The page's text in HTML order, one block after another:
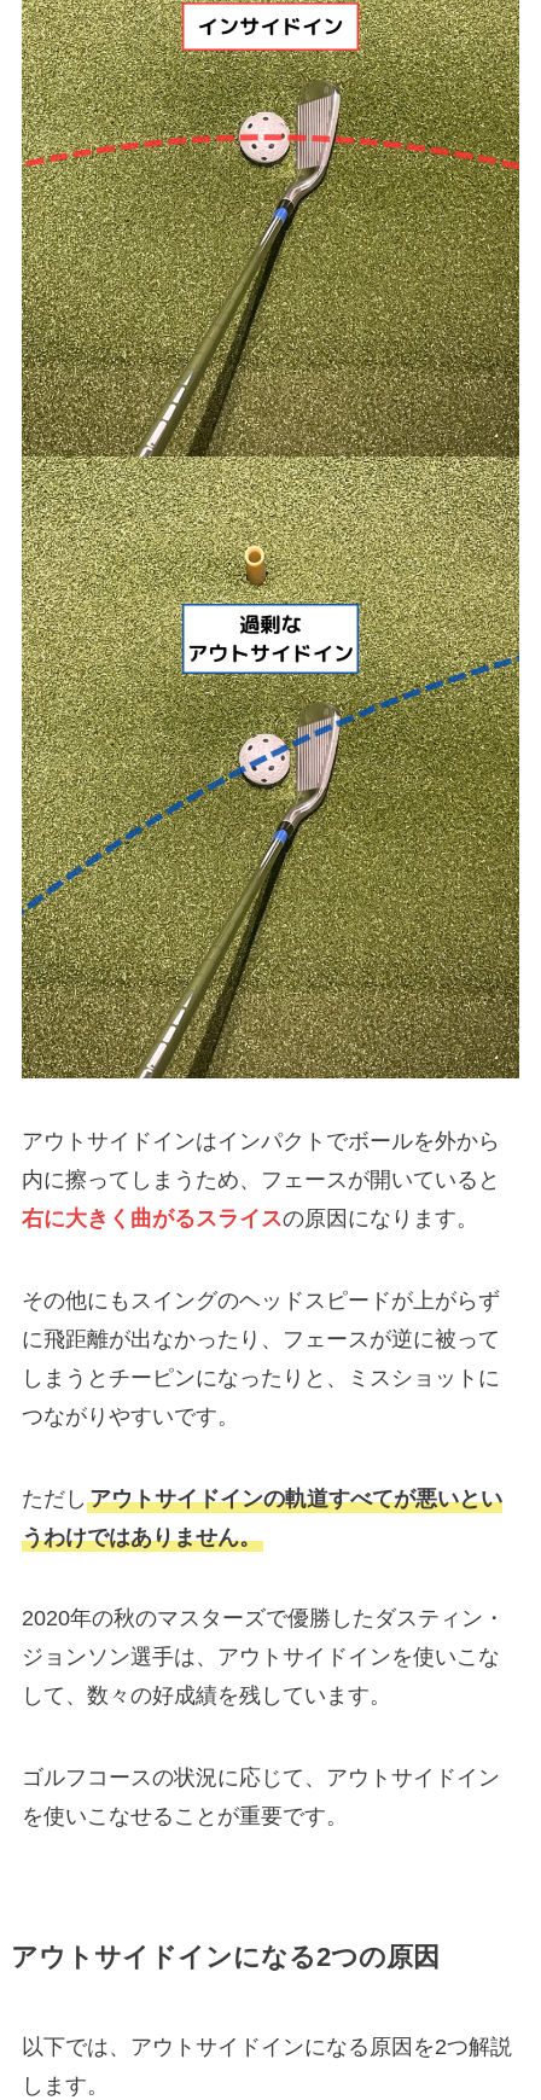
アウトサイドインはインパクトでボールを外から
内に擦ってしまうため、フェースが開いていると
右に大きく曲がるスライスの原因になります。
その他にもスイングのヘッドスピードが上がらず
に飛距離が出なかったり、フェースが逆に被って
しまうとチーピンになったりと、ミスショットに
つながりやすいです。
ただし アウトサイドインの軌道すべてが悪いとい
うわけではありません。
2020年の秋のマスターズで優勝したダスティン・
ジョンソン選手は、アウトサイドインを使いこな
して、数々の好成績を残しています。
ゴルフコースの状況に応じて、アウトサイドイン
を使いこなせることが重要です。
アウトサイドインになる2つの原因
以下では、アウトサイドインになる原因を2つ解説
します。